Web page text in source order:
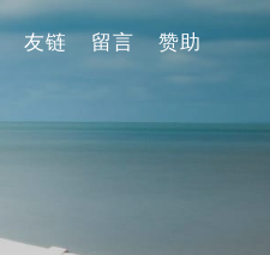
友链 留言 赞助